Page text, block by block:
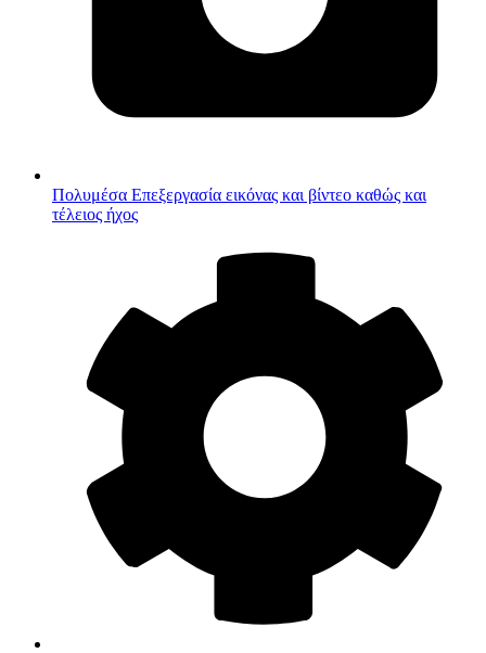
Πολυμέσα Επεξεργασία εικόνας και βίντεο καθώς και
τέλειος ήχος